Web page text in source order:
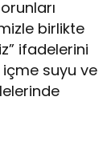
birlikte
ifadelerini
içme suyu ve